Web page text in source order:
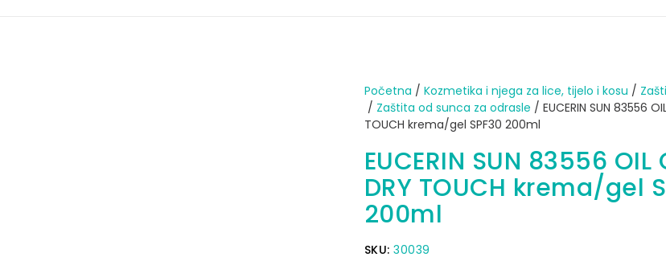
Početna / Kozmetika i njega za lice, tijelo i kosu /
/ Zaštita od sunca za odrasle / EUCERIN SUN 83556
TOUCH krema/gel SPF30 200ml
EUCERIN SUN 83556 OIL
DRY TOUCH krema/gel
200ml
SKU: 30039